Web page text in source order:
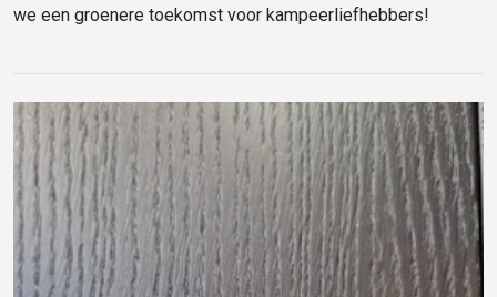
we een groenere toekomst voor kampeerliefhebbers!